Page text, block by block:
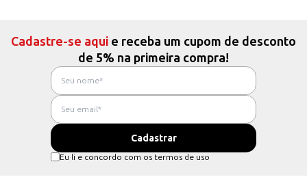
Cadastre-se aqui e receba um cupom de desconto
de 5% na primeira compra!
Eu li e concordo com os termos de uso